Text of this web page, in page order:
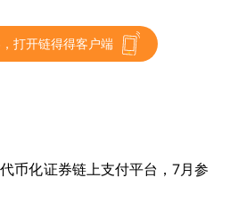
于阿根廷证券交易所 Matba Ro
基础设施下交易的衍生产品，
比特币价格变化的风险敞口。
打开链得得客户端
币化证券链上支付平台，7月参